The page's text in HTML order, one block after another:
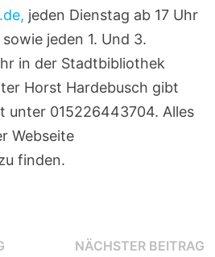
jeden Dienstag ab 17 Uhr
jeden 1. Und 3.
in der Stadtbibliothek
Horst Hardebusch gibt
unter 015226443704. Alles
Webseite
finden.
Vorheriger NÄCHSTER BEITRAG